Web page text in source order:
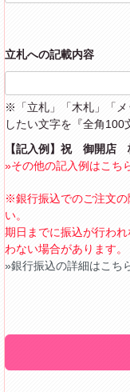
立札への記載内容
※「立札」「木札」「
したい文字を『全角100
【記入例】祝 御開店
»その他の記入例はこち
※銀行振込でのご注文の
い。
期日までに振込が行わ
わない場合があります。
»銀行振込の詳細はこち